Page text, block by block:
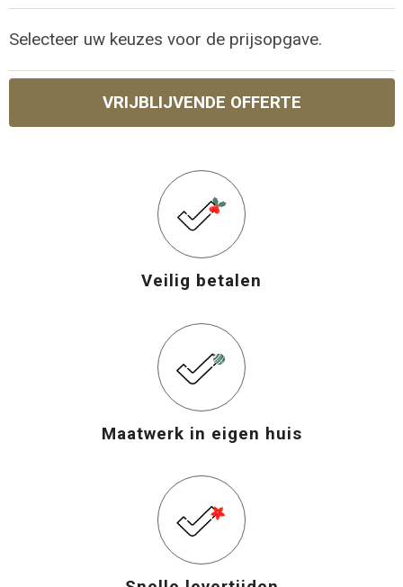
Selecteer uw keuzes voor de prijsopgave.
VRIJBLIJVENDE OFFERTE
Veilig betalen
Maatwerk in eigen huis